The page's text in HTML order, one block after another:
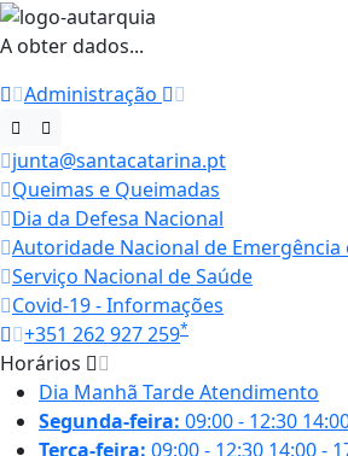
A obter dados...
Administração
junta@santacatarina.pt
Queimas e Queimadas
Dia da Defesa Nacional
Autoridade Nacional de Emergência
Serviço Nacional de Saúde
Covid-19 - Informações
+351 262 927 259*
Horários
Dia Manhã TardeAtendimento
Segunda-feira: 09:00 - 12:30
Terça-feira: 09:00 - 12:30 14:00 -